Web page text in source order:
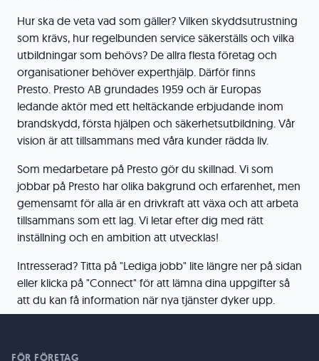
Hur ska de veta vad som gäller? Vilken skyddsutrustning
som krävs, hur regelbunden service säkerställs och vilka
utbildningar som behövs? De allra flesta företag och
organisationer behöver experthjälp. Därför finns
Presto. Presto AB grundades 1959 och är Europas
ledande aktör med ett heltäckande erbjudande inom
brandskydd, första hjälpen och säkerhetsutbildning. Vår
vision är att tillsammans med våra kunder rädda liv.
Som medarbetare på Presto gör du skillnad. Vi som
jobbar på Presto har olika bakgrund och erfarenhet, men
gemensamt för alla är en drivkraft att växa och att arbeta
tillsammans som ett lag. Vi letar efter dig med rätt
inställning och en ambition att utvecklas!
Intresserad? Titta på "Lediga jobb" lite längre ner på sidan
eller klicka på "Connect" för att lämna dina uppgifter så
att du kan få information när nya tjänster dyker upp.
FÖR FÖRETAG